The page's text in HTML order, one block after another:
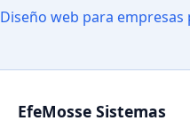
Diseño web para
EfeMosse Sistemas